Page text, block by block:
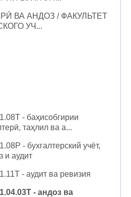
ВА АНДОЗ / ФАКУЛЬТЕТ
УЧ...
- баҳисобгирии
таҳлил ва а...
- бухгалтерский учёт,
и аудит
- аудит ва ревизия
- андоз ва